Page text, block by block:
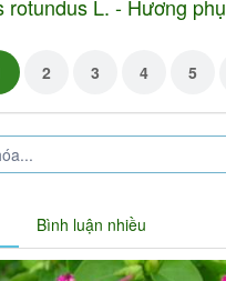
rotundus L. - Hương phụ
2 3 4 5
Bình luận nhiều